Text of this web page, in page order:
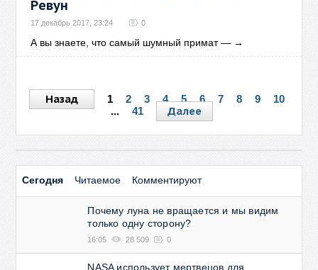
Ревун
17 декабрь 2017, 23:24 0
А вы знаете, что самый шумный примат — →
Назад 1 2 3 4 5 6 7 8 9
10
...
41 Далее
Сегодня Читаемое Комментируют
Почему луна не вращается и мы видим
только одну сторону?
16:05 28 509 0
NASA использует мертвецов для